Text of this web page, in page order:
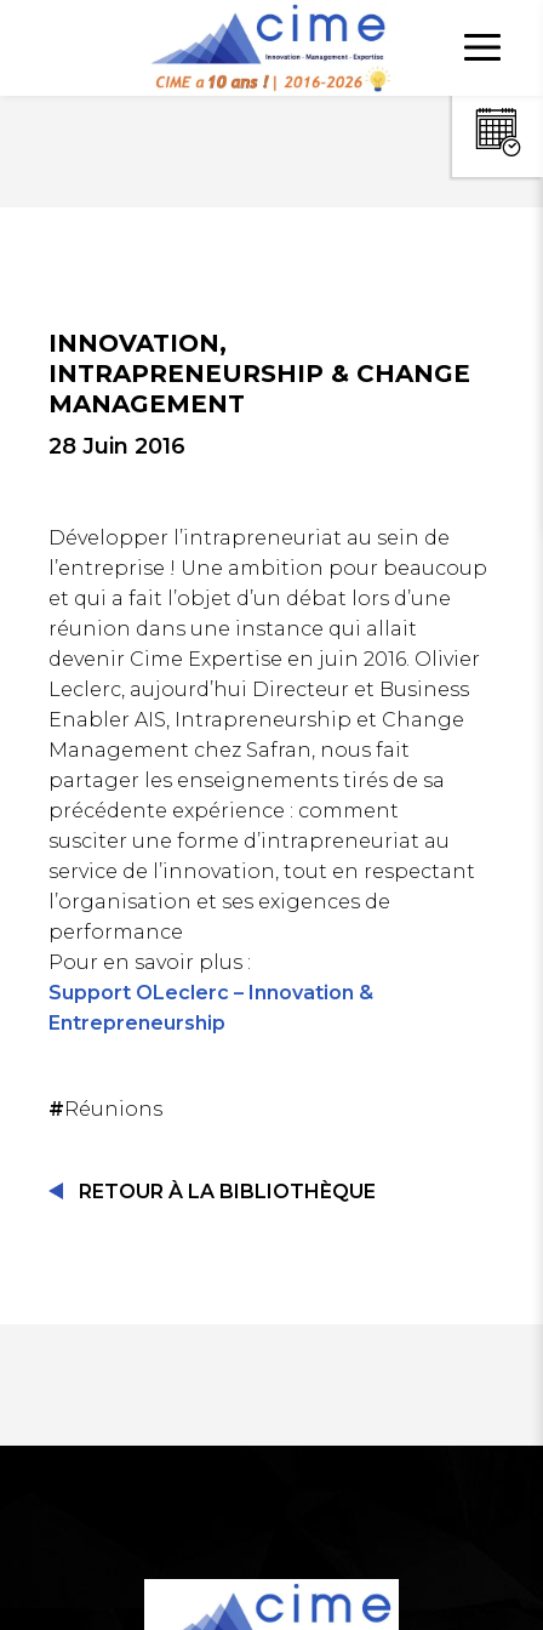
INNOVATION,
INTRAPRENEURSHIP & CHANGE
MANAGEMENT
28 Juin 2016
Développer l’intrapreneuriat au sein de
l’entreprise ! Une ambition pour beaucoup
et qui a fait l’objet d’un débat lors d’une
réunion dans une instance qui allait
devenir Cime Expertise en juin 2016. Olivier
Leclerc, aujourd’hui Directeur et Business
Enabler AIS, Intrapreneurship et Change
Management chez Safran, nous fait
partager les enseignements tirés de sa
précédente expérience : comment
susciter une forme d’intrapreneuriat au
service de l’innovation, tout en respectant
l’organisation et ses exigences de
performance
Pour en savoir plus :
Support OLeclerc – Innovation &
Entrepreneurship
#Réunions
RETOUR À LA BIBLIOTHÈQUE